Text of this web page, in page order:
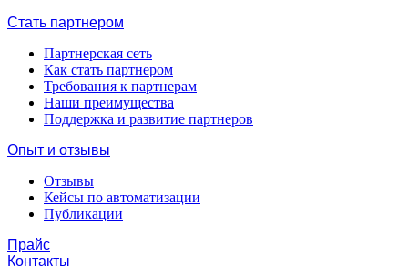
Стать партнером
Партнерская сеть
Как стать партнером
Требования к партнерам
Наши преимущества
Поддержка и развитие партнеров
Опыт и отзывы
Отзывы
Кейсы по автоматизации
Публикации
Прайс
Контакты